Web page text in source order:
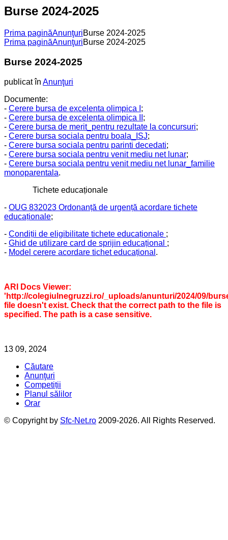
Burse 2024-2025
Prima paginăAnunţuriBurse 2024-2025
Prima paginăAnunţuriBurse 2024-2025
Burse 2024-2025
publicat în Anunţuri
Documente:
- Cerere bursa de excelenta olimpica I ;
- Cerere bursa de excelenta olimpica II ;
- Cerere bursa de merit_pentru rezultate la concursuri;
- Cerere bursa sociala pentru boala_ISJ;
- Cerere bursa sociala pentru parinti decedati;
- Cerere bursa sociala pentru venit mediu net lunar;
- Cerere bursa sociala pentru venit mediu net lunar_familie
monoparentala.
Tichete educaționale
- OUG 832023 Ordonanță de urgență acordare tichete
educaționale;
- Condiții de eligibilitate tichete educaționale ;
- Ghid de utilizare card de sprijin educațional ;
- Model cerere acordare tichet educațional .
ARI Docs Viewer:
'http://colegiulnegruzzi.ro/_uploads/anunturi/2024/09/
file doesn't exist. Check that the correct path to the file is
specified. The path is a case sensitive.
13 09, 2024
Căutare
Anunţuri
Competiții
Planul sălilor
Orar
© Copyright by Sfc-Net.ro 2009-2026. All Rights Reserved.